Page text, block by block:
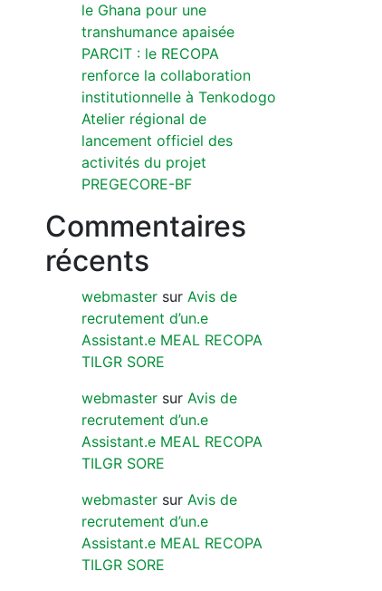
le Ghana pour une
transhumance apaisée
PARCIT : le RECOPA
renforce la collaboration
institutionnelle à Tenkodogo
Atelier régional de
lancement officiel des
activités du projet
PREGECORE-BF
Commentaires
récents
webmaster sur Avis de
recrutement d’un.e
Assistant.e MEAL RECOPA
TILGR SORE
webmaster sur Avis de
recrutement d’un.e
Assistant.e MEAL RECOPA
TILGR SORE
webmaster sur Avis de
recrutement d’un.e
Assistant.e MEAL RECOPA
TILGR SORE